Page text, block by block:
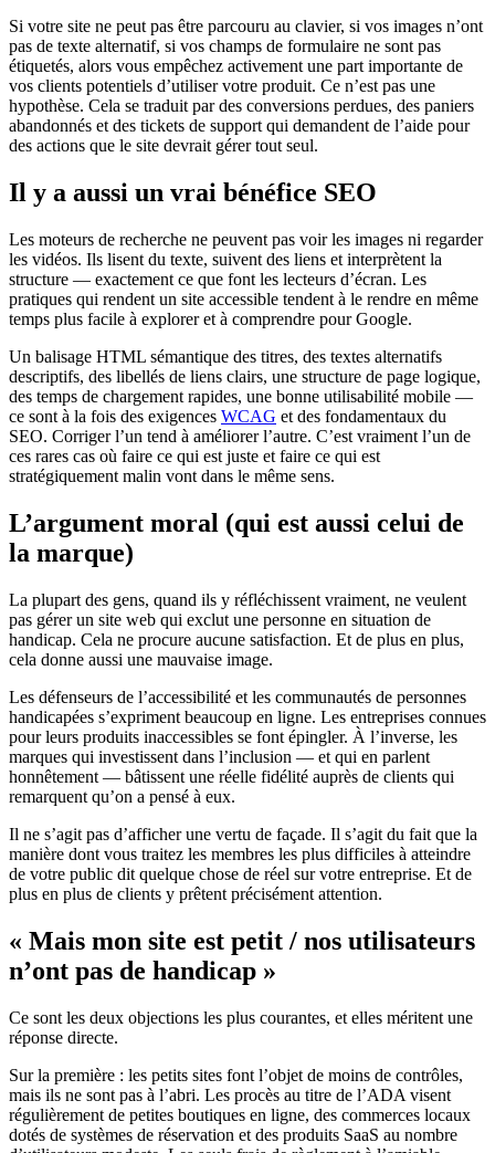
Si votre site ne peut pas être parcouru au clavier, si vos images n’ont
pas de texte alternatif, si vos champs de formulaire ne sont pas
étiquetés, alors vous empêchez activement une part importante de
vos clients potentiels d’utiliser votre produit. Ce n’est pas une
hypothèse. Cela se traduit par des conversions perdues, des paniers
abandonnés et des tickets de support qui demandent de l’aide pour
des actions que le site devrait gérer tout seul.
Il y a aussi un vrai bénéfice SEO
Les moteurs de recherche ne peuvent pas voir les images ni regarder
les vidéos. Ils lisent du texte, suivent des liens et interprètent la
structure — exactement ce que font les lecteurs d’écran. Les
pratiques qui rendent un site accessible tendent à le rendre en même
temps plus facile à explorer et à comprendre pour Google.
Un balisage HTML sémantique des titres, des textes alternatifs
descriptifs, des libellés de liens clairs, une structure de page logique,
des temps de chargement rapides, une bonne utilisabilité mobile —
ce sont à la fois des exigences WCAG et des fondamentaux du
SEO. Corriger l’un tend à améliorer l’autre. C’est vraiment l’un de
ces rares cas où faire ce qui est juste et faire ce qui est
stratégiquement malin vont dans le même sens.
L’argument moral (qui est aussi celui de
la marque)
La plupart des gens, quand ils y réfléchissent vraiment, ne veulent
pas gérer un site web qui exclut une personne en situation de
handicap. Cela ne procure aucune satisfaction. Et de plus en plus,
cela donne aussi une mauvaise image.
Les défenseurs de l’accessibilité et les communautés de personnes
handicapées s’expriment beaucoup en ligne. Les entreprises connues
pour leurs produits inaccessibles se font épingler. À l’inverse, les
marques qui investissent dans l’inclusion — et qui en parlent
honnêtement — bâtissent une réelle fidélité auprès de clients qui
remarquent qu’on a pensé à eux.
Il ne s’agit pas d’afficher une vertu de façade. Il s’agit du fait que la
manière dont vous traitez les membres les plus difficiles à atteindre
de votre public dit quelque chose de réel sur votre entreprise. Et de
plus en plus de clients y prêtent précisément attention.
« Mais mon site est petit / nos utilisateurs
n’ont pas de handicap »
Ce sont les deux objections les plus courantes, et elles méritent une
réponse directe.
Sur la première : les petits sites font l’objet de moins de contrôles,
mais ils ne sont pas à l’abri. Les procès au titre de l’ADA visent
régulièrement de petites boutiques en ligne, des commerces locaux
dotés de systèmes de réservation et des produits SaaS au nombre